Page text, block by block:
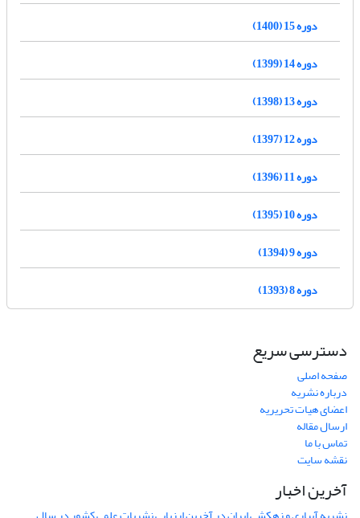
دوره 15 (1400)
دوره 14 (1399)
دوره 13 (1398)
دوره 12 (1397)
دوره 11 (1396)
دوره 10 (1395)
دوره 9 (1394)
دوره 8 (1393)
دسترسی سریع
صفحه اصلی
درباره نشریه
اعضای هیات تحریریه
ارسال مقاله
تماس با ما
نقشه سایت
آخرین اخبار